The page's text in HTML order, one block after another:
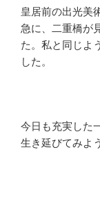
皇居前の出光美
急に、二重橋が
た。私と同じよ
した。
今日も充実した
生き延びてみよ